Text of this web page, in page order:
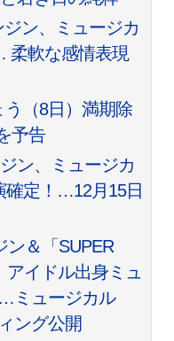
ジン、ミュージカ
柔軟な感情表現
う（8日）満期除
予告
ン、ミュージカ
確定！…12月15日
ン＆「SUPER
イドル出身ミュ
ミュージカル
ング公開